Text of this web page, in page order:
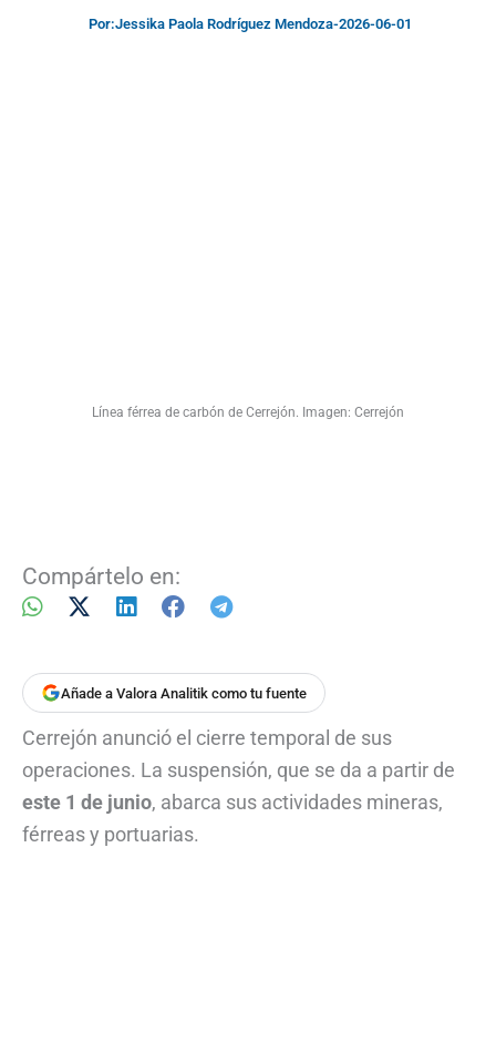
Por:Jessika Paola Rodríguez Mendoza-2026-06-01
Línea férrea de carbón de Cerrejón. Imagen: Cerrejón
Compártelo en:
Añade a Valora Analitik como tu fuente
Cerrejón anunció el cierre temporal de sus
operaciones. La suspensión, que se da a partir de
este 1 de junio, abarca sus actividades mineras,
férreas y portuarias.